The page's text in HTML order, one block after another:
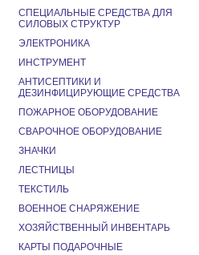
СПЕЦИАЛЬНЫЕ СРЕДСТВА ДЛЯ
СИЛОВЫХ СТРУКТУР
ЭЛЕКТРОНИКА
ИНСТРУМЕНТ
АНТИСЕПТИКИ И
ДЕЗИНФИЦИРУЮЩИЕ СРЕДСТВА
ПОЖАРНОЕ ОБОРУДОВАНИЕ
СВАРОЧНОЕ ОБОРУДОВАНИЕ
ЗНАЧКИ
ЛЕСТНИЦЫ
ТЕКСТИЛЬ
ВОЕННОЕ СНАРЯЖЕНИЕ
ХОЗЯЙСТВЕННЫЙ ИНВЕНТАРЬ
КАРТЫ ПОДАРОЧНЫЕ